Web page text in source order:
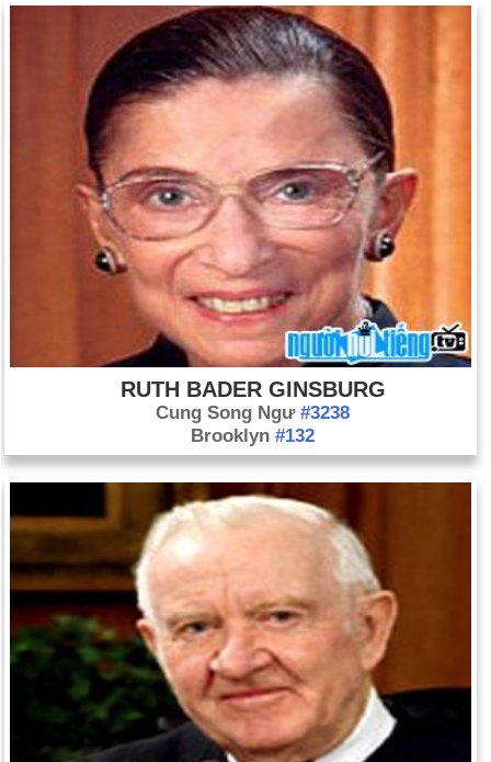
RUTH BADER GINSBURG
Cung Song Ngư #3238
Brooklyn #132